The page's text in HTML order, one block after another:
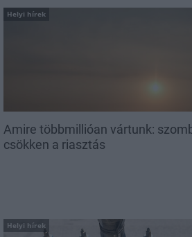
Helyi hírek
Amire többmillióan vártunk:
csökken a riasztás
Helyi hírek